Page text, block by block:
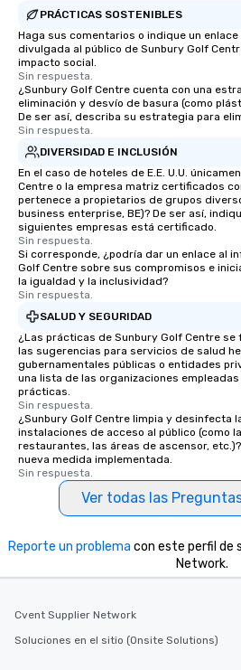
PRÁCTICAS SOSTENIBLES
Haga sus comentarios o indique un
divulgada al público de Sunbury Golf
impacto social.
Sin respuesta.
¿Sunbury Golf Centre cuenta con una
eliminación y desvío de basura (como
De ser así, describa su estrategia para
Sin respuesta.
DIVERSIDAD E INCLUSIÓN
En el caso de hoteles de E.E. U.U.
Centre o la empresa matriz certificados
pertenece a propietarios de grupos
business enterprise, BE)? De ser así,
siguientes empresas está certificado.
Sin respuesta.
Si corresponde, ¿podría dar un enlace al
Golf Centre sobre sus compromisos e
la igualdad y la inclusividad?
Sin respuesta.
SALUD Y SEGURIDAD
¿Las prácticas de Sunbury Golf Centre se
las sugerencias para servicios de salud
gubernamentales públicas o entidades
una lista de las organizaciones
prácticas.
Sin respuesta.
¿Sunbury Golf Centre limpia y desinfecta
instalaciones de acceso al público (como
restaurantes, las áreas de ascensor,
nueva medida implementada.
Sin respuesta.
Ver todas las
Reporte un problema con este perfil de
Network.
Cvent Supplier Network
Soluciones en el sitio (Onsite Solutions)